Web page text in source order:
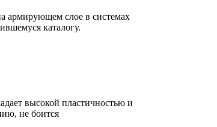
армирующем слое в системах
каталогу.
высокой пластичностью и
не боится